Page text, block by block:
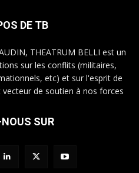
DE TB
THEATRUM BELLI est un
sur les conflits (militaires,
etc) et sur l'esprit de
de soutien à nos forces
SUR